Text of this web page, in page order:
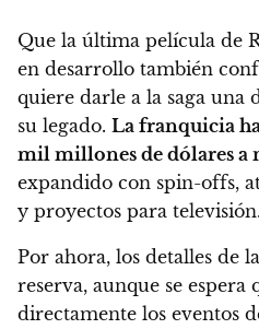
Que la última película de
en desarrollo también
quiere darle a la saga una
su legado. La franquicia
mil millones de dólares
expandido con spin-offs,
y proyectos para televisión.
Por ahora, los detalles de
reserva, aunque se espera
directamente los eventos